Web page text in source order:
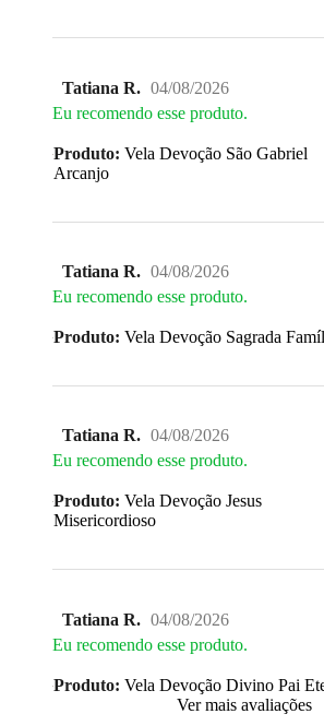
Tatiana R. 04/08/2026
Eu recomendo esse produto.
Produto: Vela Devoção São Gabriel
Arcanjo
Tatiana R. 04/08/2026
Eu recomendo esse produto.
Produto: Vela Devoção Sagrada
Tatiana R. 04/08/2026
Eu recomendo esse produto.
Produto: Vela Devoção Jesus
Misericordioso
Tatiana R. 04/08/2026
Eu recomendo esse produto.
Produto: Vela Devoção Divino Pai
Ver mais avaliações